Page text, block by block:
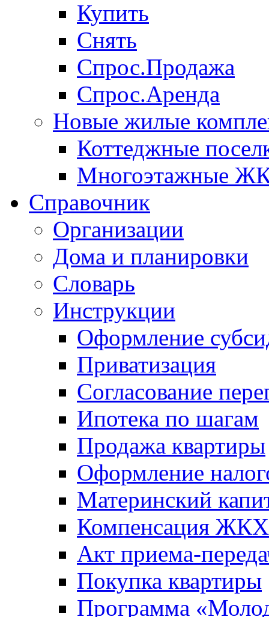
Купить
Снять
Спрос.Продажа
Спрос.Аренда
Новые жилые
Коттеджные
Многоэтажные
Справочник
Организации
Дома и планировки
Словарь
Инструкции
Оформление
Приватизация
Согласование
Ипотека по шагам
Продажа квартиры
Оформление
Материнский
Компенсация ЖКХ
Акт приема-
Покупка квартиры
Программа